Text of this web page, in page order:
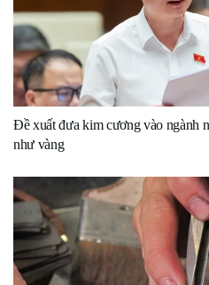
Đề xuất đưa kim cương vào ngành
như vàng